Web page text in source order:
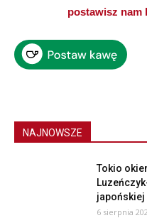
postawisz nam
NAJNOWSZE
Tokio
6 sierpnia